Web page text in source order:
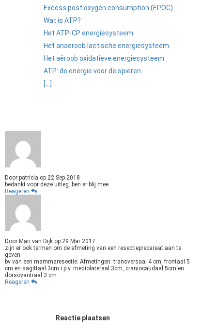
Excess post oxygen consumption (EPOC)
Wat is ATP?
Het ATP-CP energiesysteem
Het anaeroob lactische energiesysteem
Het aëroob oxidatieve energiesysteem
ATP: de energie voor de spieren
[...]
Door patricia op 22 Sep 2018
bedankt voor deze uitleg. ben er blij mee
Reageren
Door Mari van Dijk op 29 Mar 2017
zijn er ook termen om de afmeting van een resectiepreparaat aan te
geven.
bv van een mammaresectie: Afmetingen: transversaal 4 cm, frontaal 5
cm en sagittaal 3cm i.p.v. mediolateraal 3cm, craniocaudaal 5cm en
dorsovantraal 3 cm.
Reageren
Reactie plaatsen